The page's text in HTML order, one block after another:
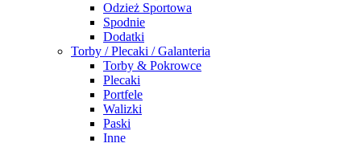
Odzież Sportowa
Spodnie
Dodatki
Torby / Plecaki / Galanteria
Torby & Pokrowce
Plecaki
Portfele
Walizki
Paski
Inne